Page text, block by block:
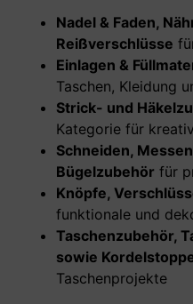
Nadel & Faden,
Reißverschlüsse
Einlagen &
Taschen, Kleidung
Strick- und
Kategorie für
Schneiden,
Bügelzubehör für
Knöpfe,
funktionale und
Taschenzubehör,
sowie
Taschenprojekte